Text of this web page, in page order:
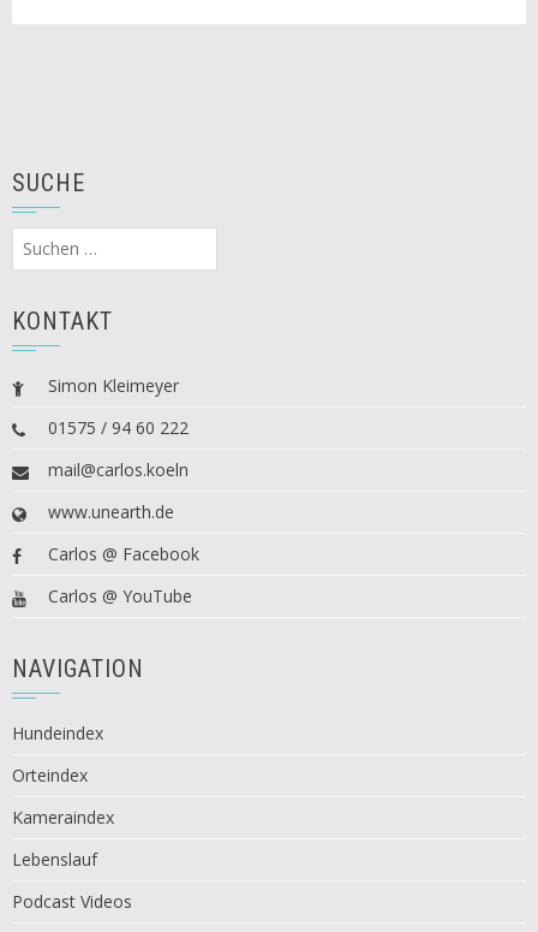
SUCHE
Suchen
nach:
KONTAKT
Simon Kleimeyer
01575 / 94 60 222
mail@carlos.koeln
www.unearth.de
Carlos @ Facebook
Carlos @ YouTube
NAVIGATION
Hundeindex
Orteindex
Kameraindex
Lebenslauf
Podcast Videos